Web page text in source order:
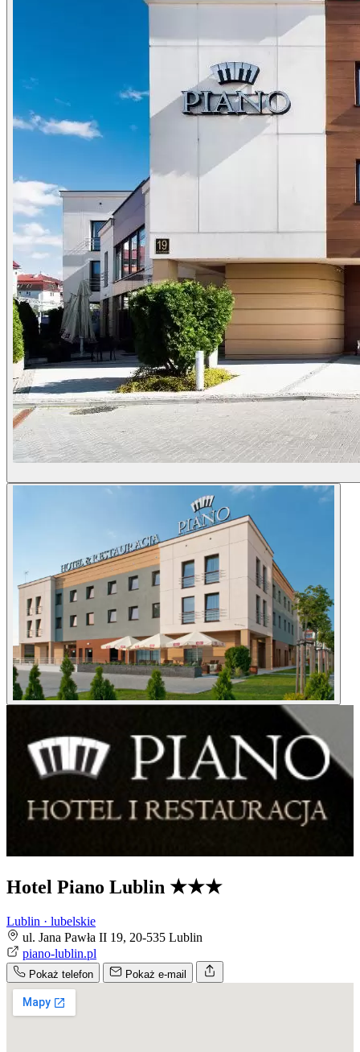
Hotel Piano Lublin ★★★
Lublin · lubelskie
ul. Jana Pawła II 19, 20-535 Lublin
piano-lublin.pl
Pokaż telefon Pokaż e-mail